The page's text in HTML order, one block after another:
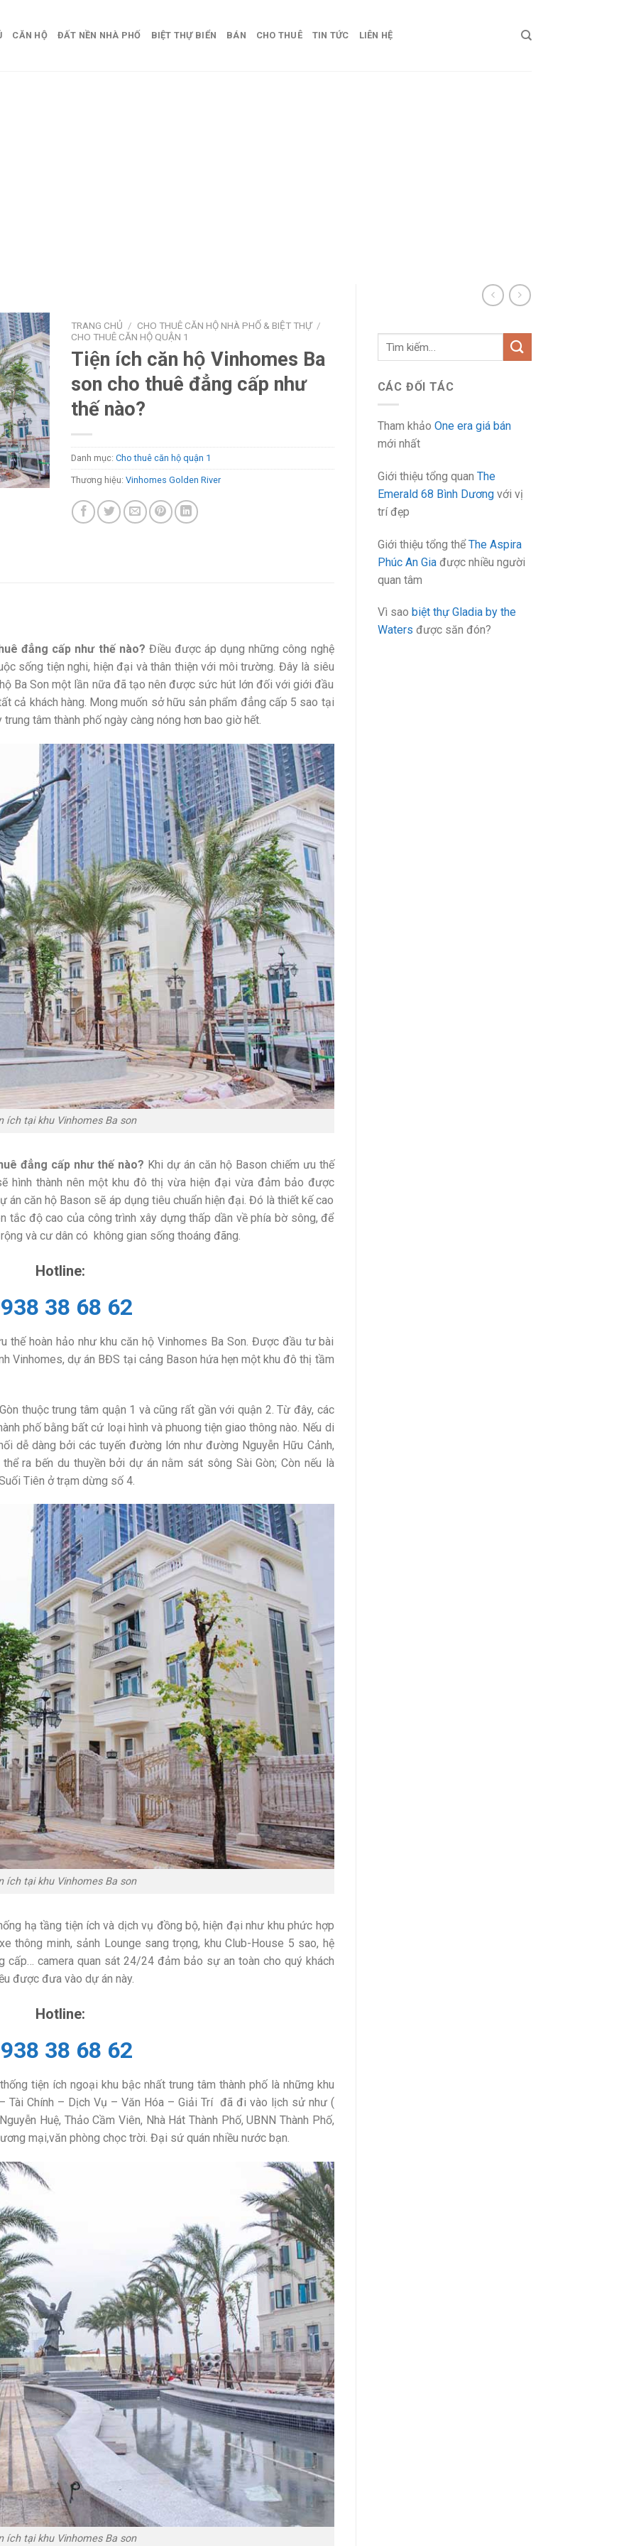
CĂN HỘ ĐẤT NỀN NHÀ PHỐ BIỆT THỰ BIỂN BÁN CHO THUÊ TIN TỨC LIÊN HỆ
Tìm
kiếm:
CÁC ĐỐI TÁC
Tham khảo One era giá bán
mới nhất
Giới thiệu tổng quan The
Emerald 68 Bình Dươngvới vị
trí đẹp
Giới thiệu tổng thểThe Aspira
Phúc An Giađược nhiều người
quan tâm
Vì sao biệt thự Gladia by the
Waters được săn đón?
TRANG CHỦ / CHO THUÊ CĂN HỘ NHÀ PHỐ & BIỆT THỰ /
CHO THUÊ CĂN HỘ QUẬN 1
Tiện ích căn hộ Vinhomes Ba
son cho thuê đẳng cấp như
thế nào?
Danh mục: Cho thuê căn hộ quận 1
Thương hiệu: Vinhomes Golden River
đẳng cấp như thế nào? Điều được áp dụng những công nghệ
sống tiện nghi, hiện đại và thân thiện với môi trường. Đây là siêu
Ba Son một lần nữa đã tạo nên được sức hút lớn đối với giới đầu
cả khách hàng. Mong muốn sở hữu sản phẩm đẳng cấp 5 sao tại
tâm thành phố ngày càng nóng hơn bao giờ hết.
ích tại khu Vinhomes Ba son
đẳng cấp như thế nào? Khi dự án căn hộ Bason chiếm ưu thế
hình thành nên một khu đô thị vừa hiện đại vừa đảm bảo được
án căn hộ Bason sẽ áp dụng tiêu chuẩn hiện đại. Đó là thiết kế cao
tắc độ cao của công trình xây dựng thấp dần về phía bờ sông, để
và cư dân có không gian sống thoáng đãng.
Hotline:
38 68 62
thế hoàn hảo như khu căn hộ Vinhomes Ba Son. Được đầu tư bài
Vinhomes, dự án BĐS tại cảng Bason hứa hẹn một khu đô thị tầm
thuộc trung tâm quận 1 và cũng rất gần với quận 2. Từ đây, các
phố bằng bất cứ loại hình và phuong tiện giao thông nào. Nếu di
dễ dàng bởi các tuyến đường lớn như đường Nguyễn Hữu Cảnh,
ra bến du thuyền bởi dự án nằm sát sông Sài Gòn; Còn nếu là
Tiên ở trạm dừng số 4.
ích tại khu Vinhomes Ba son
hạ tầng tiện ích và dịch vụ đồng bộ, hiện đại như khu phức hợp
thông minh, sảnh Lounge sang trọng, khu Club-House 5 sao, hệ
cấp… camera quan sát 24/24 đảm bảo sự an toàn cho quý khách
được đưa vào dự án này.
Hotline:
38 68 62
tiện ích ngoại khu bậc nhất trung tâm thành phố là những khu
Tài Chính – Dịch Vụ – Văn Hóa – Giải Trí đã đi vào lịch sử như (
Huệ, Thảo Cầm Viên, Nhà Hát Thành Phố, UBNN Thành Phố,
mại,văn phòng chọc trời. Đại sứ quán nhiều nước bạn.
ích tại khu Vinhomes Ba son